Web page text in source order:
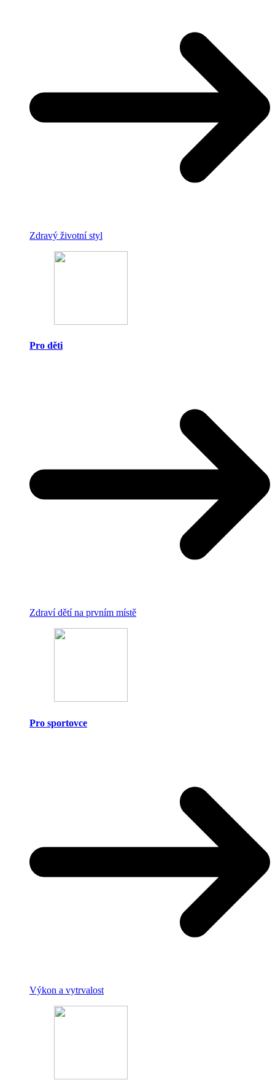
Zdravý životní styl
Pro děti
Zdraví dětí na prvním místě
Pro sportovce
Výkon a vytrvalost